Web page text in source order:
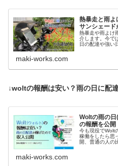
熱暴走と雨よ
サンシェード
熱暴走や雨よけ
介します。今で
日の配達や強い
maki-works.com
↓woltの報酬は安い？雨の日に配
Woltの雨の日
の報酬を公開
今も現役でWolt
稼働をしたら思
開、普通の人の
maki-works.com